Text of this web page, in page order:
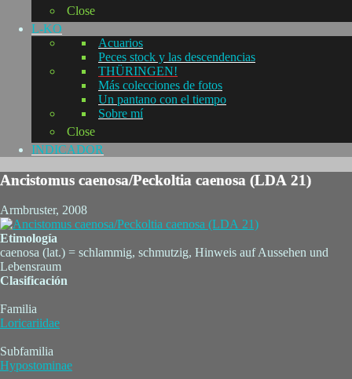
Close
L-KO
Acuarios
Peces stock y las descendencias
THÜRINGEN!
Más colecciones de fotos
Un pantano con el tiempo
Sobre mí
Close
INDICADOR
Ancistomus caenosa/Peckoltia caenosa (LDA 21)
Armbruster, 2008
Etimología
caenosa (lat.) = schlammig, schmutzig, Hinweis auf Aussehen und
Lebensraum
Clasificación
Familia
Loricariidae
Subfamilia
Hypostominae